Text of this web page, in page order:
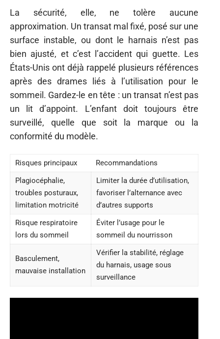
La sécurité, elle, ne tolère aucune
approximation. Un transat mal fixé, posé sur une
surface instable, ou dont le harnais n’est pas
bien ajusté, et c’est l’accident qui guette. Les
États-Unis ont déjà rappelé plusieurs références
après des drames liés à l’utilisation pour le
sommeil. Gardez-le en tête : un transat n’est pas
un lit d’appoint. L’enfant doit toujours être
surveillé, quelle que soit la marque ou la
conformité du modèle.
Risques principaux
Recommandations
Plagiocéphalie,
troubles posturaux,
limitation motricité
Limiter la durée d’utilisation,
favoriser l’alternance avec
d’autres supports
Risque respiratoire
lors du sommeil
Éviter l’usage pour le
sommeil du nourrisson
Basculement,
mauvaise installation
Vérifier la stabilité, réglage
du harnais, usage sous
surveillance